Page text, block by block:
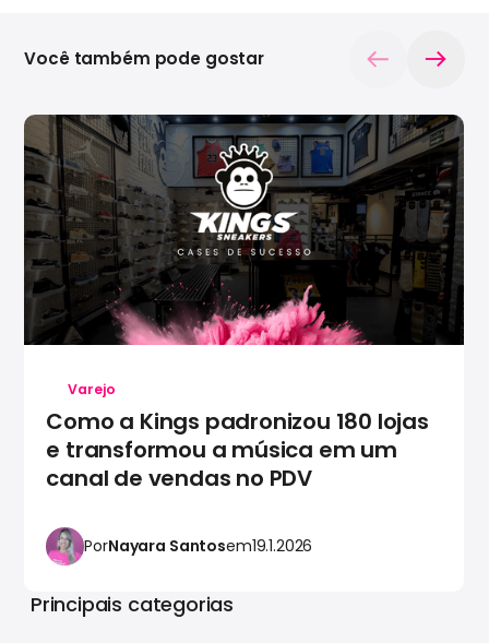
Varejo
Como a Kings padronizou 180 lojas
e transformou a música em um
canal de vendas no PDV
PorNayara Santosem19.1.2026
Você também pode gostar
Principais categorias